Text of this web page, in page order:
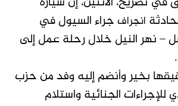
انجراف جراء السيول في
– نهر النيل خلال رحلة عمل إلى
بخير وأنضم إليه وفد من حزب
الجنائية واستلام